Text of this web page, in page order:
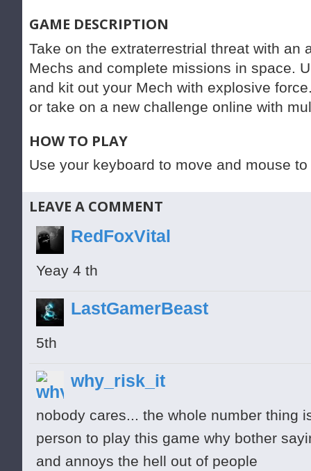
GAME DESCRIPTION
Take on the extraterrestrial threat with an
Mechs and complete missions in space.
and kit out your Mech with explosive
or take on a new challenge online with
HOW TO PLAY
Use your keyboard to move and mouse
LEAVE A COMMENT
RedFoxVital
Yeay 4 th
LastGamerBeast
5th
why_risk_it
nobody cares... the whole number thing
person to play this game why bother
and annoys the hell out of people